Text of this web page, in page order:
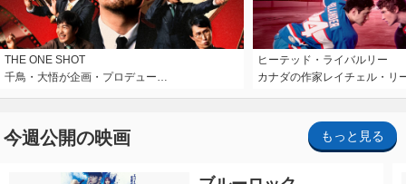
THE ONE SHOT
千鳥・大悟が企画・プロデュー…
ヒーテッド・ライバルリー
カナダの作家レイチェル・リ
今週公開の映画 もっと見る